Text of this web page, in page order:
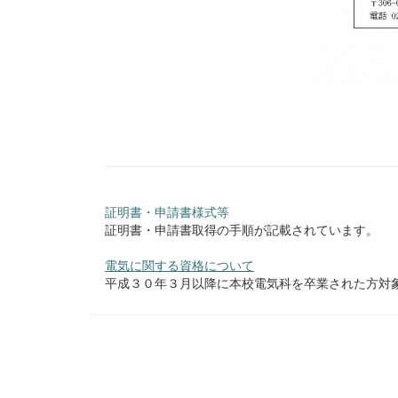
証明書・申請書様式等
証明書・申請書取得の手順が記載されています。
電気に関する資格について
平成３０年３月以降に本校電気科を卒業された方対